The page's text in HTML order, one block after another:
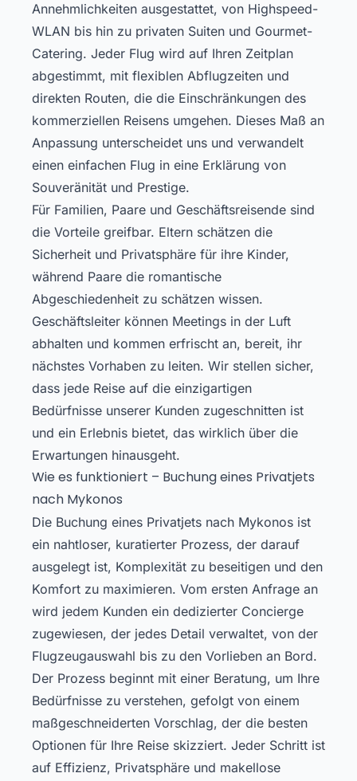
Annehmlichkeiten ausgestattet, von Highspeed-
WLAN bis hin zu privaten Suiten und Gourmet-
Catering. Jeder Flug wird auf Ihren Zeitplan
abgestimmt, mit flexiblen Abflugzeiten und
direkten Routen, die die Einschränkungen des
kommerziellen Reisens umgehen. Dieses Maß an
Anpassung unterscheidet uns und verwandelt
einen einfachen Flug in eine Erklärung von
Souveränität und Prestige.
Für Familien, Paare und Geschäftsreisende sind
die Vorteile greifbar. Eltern schätzen die
Sicherheit und Privatsphäre für ihre Kinder,
während Paare die romantische
Abgeschiedenheit zu schätzen wissen.
Geschäftsleiter können Meetings in der Luft
abhalten und kommen erfrischt an, bereit, ihr
nächstes Vorhaben zu leiten. Wir stellen sicher,
dass jede Reise auf die einzigartigen
Bedürfnisse unserer Kunden zugeschnitten ist
und ein Erlebnis bietet, das wirklich über die
Erwartungen hinausgeht.
Wie es funktioniert – Buchung eines Privatjets
nach Mykonos
Die Buchung eines Privatjets nach Mykonos ist
ein nahtloser, kuratierter Prozess, der darauf
ausgelegt ist, Komplexität zu beseitigen und den
Komfort zu maximieren. Vom ersten Anfrage an
wird jedem Kunden ein dedizierter Concierge
zugewiesen, der jedes Detail verwaltet, von der
Flugzeugauswahl bis zu den Vorlieben an Bord.
Der Prozess beginnt mit einer Beratung, um Ihre
Bedürfnisse zu verstehen, gefolgt von einem
maßgeschneiderten Vorschlag, der die besten
Optionen für Ihre Reise skizziert. Jeder Schritt ist
auf Effizienz, Privatsphäre und makellose